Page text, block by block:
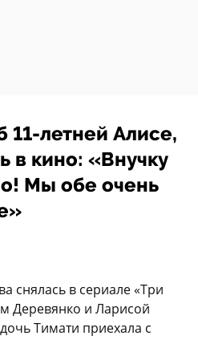
11-летней Алисе,
в кино: «Внучку
Мы обе очень
снялась в сериале «Три
Деревянко и Ларисой
Тимати приехала с